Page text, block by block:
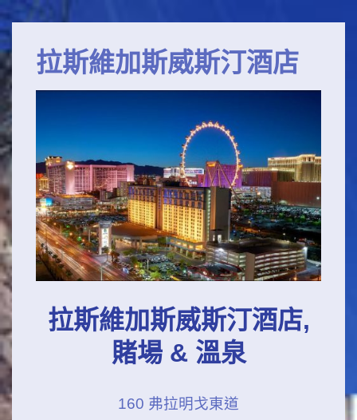
↓
跳
轉
到
主
要
內
容
主
要
導
航
拉斯維加斯威斯汀酒店
拉斯維加斯威斯汀酒店,
賭場 & 溫泉
160 弗拉明戈東道